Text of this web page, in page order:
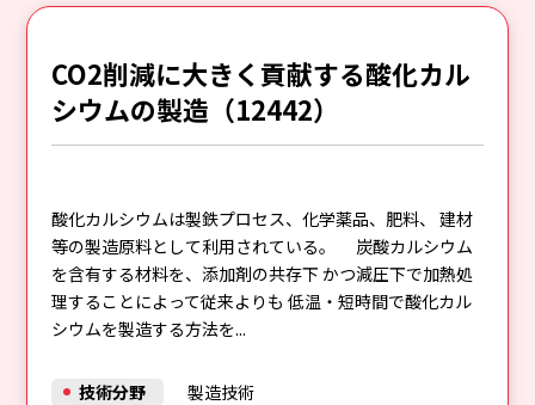
CO2削減に大きく貢献する酸化カル
シウムの製造（12442）
酸化カルシウムは製鉄プロセス、化学薬品、肥料、 建材
等の製造原料として利用されている。 炭酸カルシウム
を含有する材料を、添加剤の共存下 かつ減圧下で加熱処
理することによって従来よりも 低温・短時間で酸化カル
シウムを製造する方法を...
技術分野
製造技術